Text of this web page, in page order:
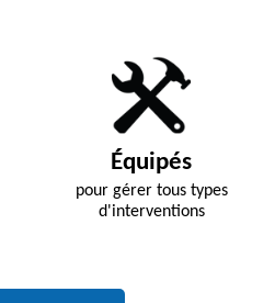
Équipés
pour gérer tous types
d'interventions